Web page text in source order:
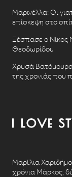
Μαρινέλλα: Οι
επίσκεψη στο
Ξέσπασε ο Νίκος
Θεοδωρίδου
Χρυσά Βατόμουρα:
της χρονιάς που
Μαρίλια
χρόνια Μάρκος,